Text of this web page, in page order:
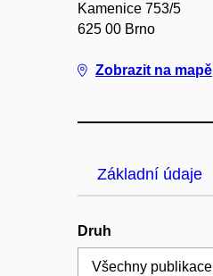
Kamenice 753/5
625 00 Brno
Zobrazit na mapě
Základní údaje
Druh